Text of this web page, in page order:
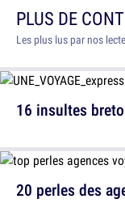
PLUS DE
Les plus lus par nos
16 insultes
20 perles des